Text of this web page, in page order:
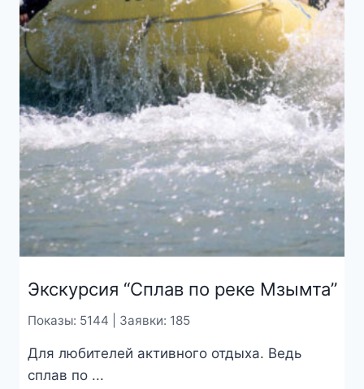
Экскурсия “Сплав по реке Мзымта”
Показы: 5144 | Заявки: 185
Для любителей активного отдыха. Ведь
сплав по ...